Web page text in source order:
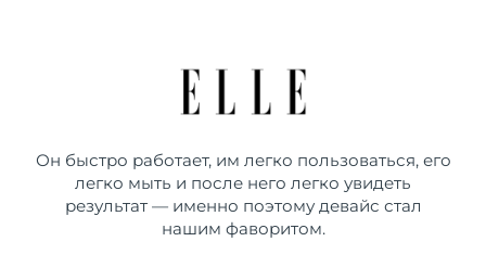
Он быстро работает, им легко пользоваться, его
легко мыть и после него легко увидеть
результат — именно поэтому девайс стал
нашим фаворитом.